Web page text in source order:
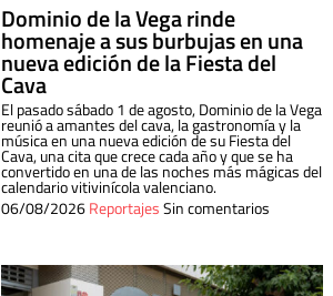
Dominio de la Vega rinde
homenaje a sus burbujas en una
nueva edición de la Fiesta del
Cava
El pasado sábado 1 de agosto, Dominio de la Vega
reunió a amantes del cava, la gastronomía y la
música en una nueva edición de su Fiesta del
Cava, una cita que crece cada año y que se ha
convertido en una de las noches más mágicas del
calendario vitivinícola valenciano.
06/08/2026ReportajesSin comentarios